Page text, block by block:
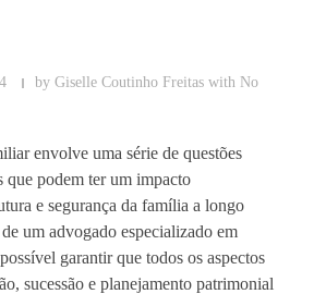
by Giselle Coutinho Freitas with No
envolve uma série de questões
que podem ter um impacto
e segurança da família a longo
um advogado especializado em
garantir que todos os aspectos
sucessão e planejamento patrimonial